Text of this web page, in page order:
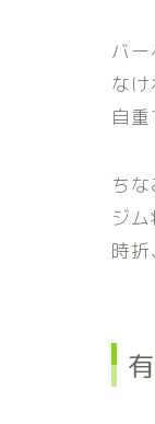
バー
な
自重
ち
ジ
時折